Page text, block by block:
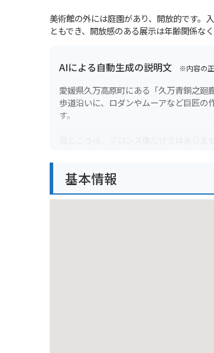
美術館の外には庭園があり、開放的です。
ともでき、開放感のある展示は年齢関係な
AIによる自動生成の説明文 ※内容の正
愛媛県久万高原町にある「久万青銅之廻
歩道沿いに、ロダンやムーアなど巨匠の
す。
見どころは、ブロンズ像だけではあり
バイクで訪れる場合は、駐車場から各
基本情報